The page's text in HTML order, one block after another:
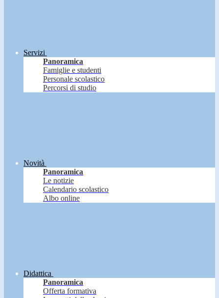
Servizi
Panoramica
Famiglie e studenti
Personale scolastico
Percorsi di studio
Novità
Panoramica
Le notizie
Calendario scolastico
Albo online
Didattica
Panoramica
Offerta formativa